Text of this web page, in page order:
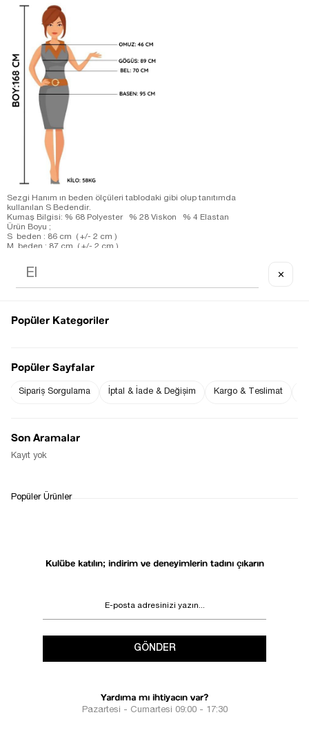
Sezgi Hanım ın beden ölçüleri tablodaki gibi olup tanıtımda
kullanılan S Bedendir.
Kumaş Bilgisi: % 68 Polyester % 28 Viskon % 4 Elastan
Ürün Boyu ;
S beden : 86 cm ( +/- 2 cm )
M beden : 87 cm ( +/- 2 cm )
Ürün Ölçüleri;
S beden : Omuz: 38 cm ( +/- 2 cm )-Göğüs: 39 cm ( +/- 2 cm )-
Bel: 38 cm ( +/- 2 cm )
İADE&DEĞİŞİM
Kulübe katılın; indirim ve deneyimlerin tadını çıkarın
GÖNDER
Yardıma mı ihtiyacın var?
Pazartesi - Cumartesi 09:00 - 17:30
✕
Popüler Kategoriler
Popüler Sayfalar
Sipariş Sorgulama İptal & İade & Değişim Kargo & Teslimat
Son Aramalar
Kayıt yok
Popüler Ürünler